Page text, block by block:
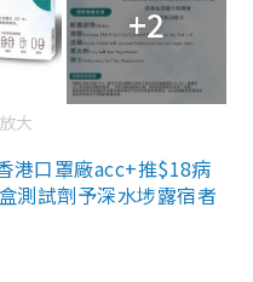
+2
大
港口罩廠acc+推$18病
測試劑予深水埗露宿者